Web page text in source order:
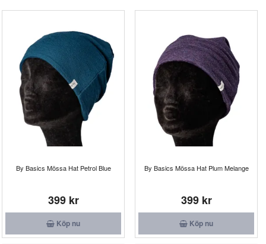
By Basics Mössa Hat Petrol Blue
399 kr
Köp nu
By Basics Mössa Hat Plum Melange
399 kr
Köp nu